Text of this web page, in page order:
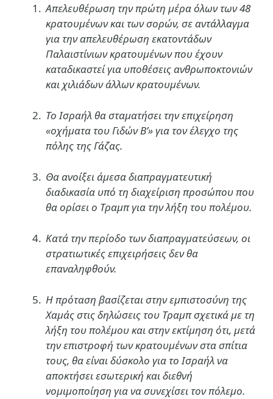
Απελευθέρωση την πρώτη μέρα όλων των 48
κρατουμένων και των σορών, σε αντάλλαγμα
για την απελευθέρωση εκατοντάδων
Παλαιστίνιων κρατουμένων που έχουν
καταδικαστεί για υποθέσεις ανθρωποκτονιών
και χιλιάδων άλλων κρατουμένων.
Το Ισραήλ θα σταματήσει την επιχείρηση
«οχήματα του Γιδών Β’» για τον έλεγχο της
πόλης της Γάζας.
Θα ανοίξει άμεσα διαπραγματευτική
διαδικασία υπό τη διαχείριση προσώπου που
θα ορίσει ο Τραμπ για την λήξη του πολέμου.
Κατά την περίοδο των διαπραγματεύσεων, οι
στρατιωτικές επιχειρήσεις δεν θα
επαναληφθούν.
Η πρόταση βασίζεται στην εμπιστοσύνη της
Χαμάς στις δηλώσεις του Τραμπ σχετικά με τη
λήξη του πολέμου και στην εκτίμηση ότι, μετά
την επιστροφή των κρατουμένων στα σπίτια
τους, θα είναι δύσκολο για το Ισραήλ να
αποκτήσει εσωτερική και διεθνή
νομιμοποίηση για να συνεχίσει τον πόλεμο.